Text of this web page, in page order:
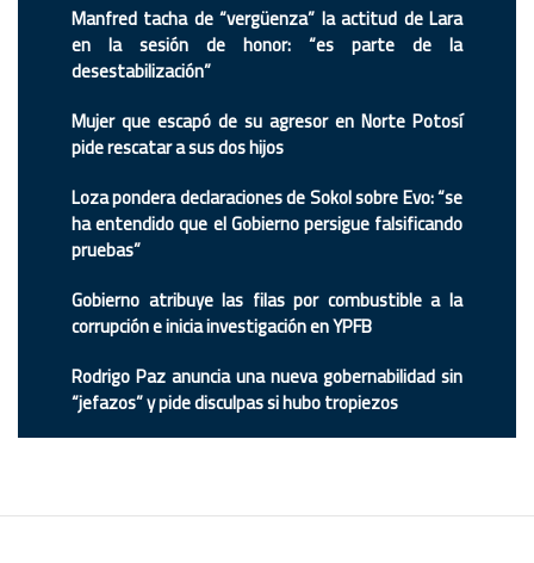
Manfred tacha de “vergüenza” la actitud de Lara
en la sesión de honor: “es parte de la
desestabilización”
Mujer que escapó de su agresor en Norte Potosí
pide rescatar a sus dos hijos
Loza pondera declaraciones de Sokol sobre Evo: “se
ha entendido que el Gobierno persigue falsificando
pruebas”
Gobierno atribuye las filas por combustible a la
corrupción e inicia investigación en YPFB
Rodrigo Paz anuncia una nueva gobernabilidad sin
“jefazos” y pide disculpas si hubo tropiezos